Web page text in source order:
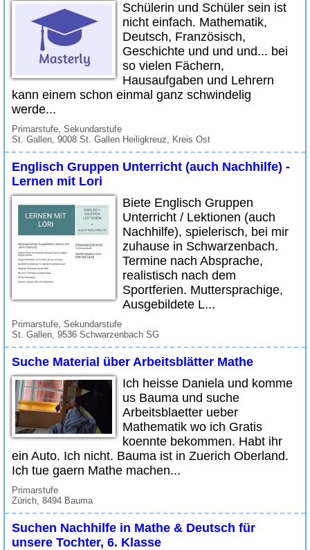
Schülerin und Schüler sein ist
nicht einfach. Mathematik,
Deutsch, Französisch,
Geschichte und und und... bei
so vielen Fächern,
Hausaufgaben und Lehrern
kann einem schon einmal ganz schwindelig
werde...
Primarstufe, Sekundarstufe
St. Gallen, 9008 St. Gallen Heiligkreuz, Kreis Ost
Englisch Gruppen Unterricht (auch Nachhilfe) -
Lernen mit Lori
Biete Englisch Gruppen
Unterricht / Lektionen (auch
Nachhilfe), spielerisch, bei mir
zuhause in Schwarzenbach.
Termine nach Absprache,
realistisch nach dem
Sportferien. Muttersprachige,
Ausgebildete L...
Primarstufe, Sekundarstufe
St. Gallen, 9536 Schwarzenbach SG
Suche Material über Arbeitsblätter Mathe
Ich heisse Daniela und komme
us Bauma und suche
Arbeitsblaetter ueber
Mathematik wo ich Gratis
koennte bekommen. Habt ihr
ein Auto. Ich nicht. Bauma ist in Zuerich Oberland.
Ich tue gaern Mathe machen...
Primarstufe
Zürich, 8494 Bauma
Suchen Nachhilfe in Mathe & Deutsch für
unsere Tochter, 6. Klasse